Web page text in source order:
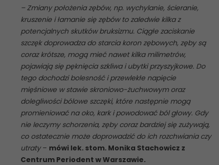
– Zmiany położenia zębów, np. wychylanie, ścieranie,
kruszenie i łamanie się zębów to zaledwie kilka z
potencjalnych skutków bruksizmu. Ciągłe zaciskanie
szczęk doprowadza do starcia koron zębowych, zęby są
coraz krótsze, mogą mieć nawet kilka milimetrów,
pojawiają się pęknięcia szkliwa i ubytki przyszyjkowe. Do
tego dochodzi bolesność i przewlekłe napięcie
mięśniowe w stawie skroniowo-żuchwowym oraz
dolegliwości bólowe szczęki, które następnie mogą
promieniować na oko, kark i powodować ból głowy. Gdy
nie leczymy schorzenia, zęby coraz bardziej się zużywają,
co ostatecznie może doprowadzić do ich rozchwiania czy
utraty – mówi lek. stom. Monika Stachowicz z
Centrum Periodent w Warszawie.